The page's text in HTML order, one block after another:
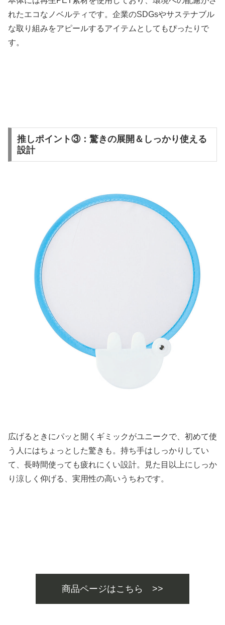
れたエコなノベルティです。企業のSDGsやサステナブル
な取り組みをアピールするアイテムとしてもぴったりで
す。
推しポイント③：驚きの展開＆しっかり使える
設計
広げるときにパッと開くギミックがユニークで、初めて使
う人にはちょっとした驚きも。持ち手はしっかりしてい
て、長時間使っても疲れにくい設計。見た目以上にしっか
り涼しく仰げる、実用性の高いうちわです。
商品ページはこちら >>